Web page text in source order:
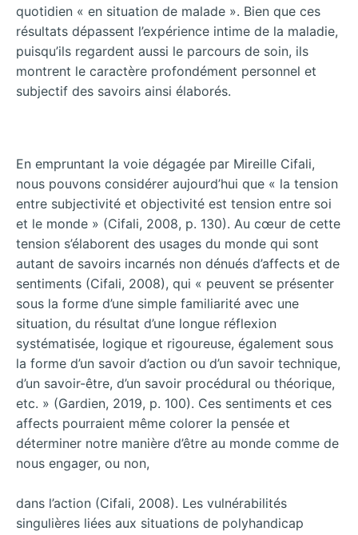
quotidien « en situation de malade ». Bien que ces
résultats dépassent l’expérience intime de la maladie,
puisqu’ils regardent aussi le parcours de soin, ils
montrent le caractère profondément personnel et
subjectif des savoirs ainsi élaborés.
En empruntant la voie dégagée par Mireille Cifali,
nous pouvons considérer aujourd’hui que « la tension
entre subjectivité et objectivité est tension entre soi
et le monde » (Cifali, 2008, p. 130). Au cœur de cette
tension s’élaborent des usages du monde qui sont
autant de savoirs incarnés non dénués d’affects et de
sentiments (Cifali, 2008), qui « peuvent se présenter
sous la forme d’une simple familiarité avec une
situation, du résultat d’une longue réflexion
systématisée, logique et rigoureuse, également sous
la forme d’un savoir d’action ou d’un savoir technique,
d’un savoir-être, d’un savoir procédural ou théorique,
etc. » (Gardien, 2019, p. 100). Ces sentiments et ces
affects pourraient même colorer la pensée et
déterminer notre manière d’être au monde comme de
nous engager, ou non,
dans l’action (Cifali, 2008). Les vulnérabilités
singulières liées aux situations de polyhandicap